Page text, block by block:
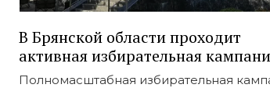
В Брянской области проходит
активная избирательная
Полномасштабная избирательная